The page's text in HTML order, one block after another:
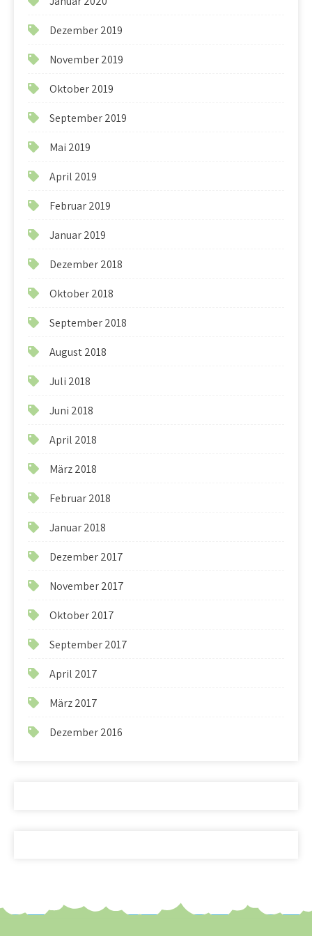
Dezember 2019
November 2019
Oktober 2019
September 2019
Mai 2019
April 2019
Februar 2019
Januar 2019
Dezember 2018
Oktober 2018
September 2018
August 2018
Juli 2018
Juni 2018
April 2018
März 2018
Februar 2018
Januar 2018
Dezember 2017
November 2017
Oktober 2017
September 2017
April 2017
März 2017
Dezember 2016